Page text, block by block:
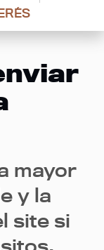
mayor
y la
site si